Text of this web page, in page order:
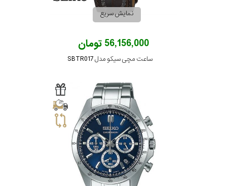
نمایش سریع
56,156,000 تومان
ساعت مچی سیکو مدل SBTR017